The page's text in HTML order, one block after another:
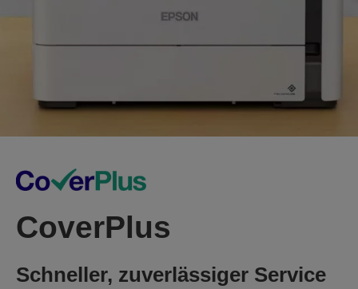
CoverPlus
Schneller, zuverlässiger Service